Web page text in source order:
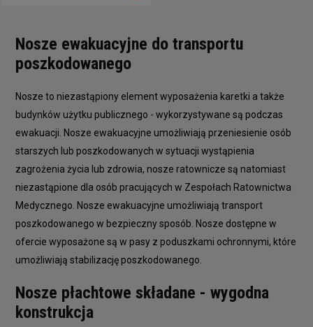
Nosze ewakuacyjne do transportu
poszkodowanego
Nosze to niezastąpiony element wyposażenia karetki a także
budynków użytku publicznego - wykorzystywane są podczas
ewakuacji. Nosze ewakuacyjne umożliwiają przeniesienie osób
starszych lub poszkodowanych w sytuacji wystąpienia
zagrożenia życia lub zdrowia, nosze ratownicze są natomiast
niezastąpione dla osób pracujących w Zespołach Ratownictwa
Medycznego. Nosze ewakuacyjne umożliwiają transport
poszkodowanego w bezpieczny sposób. Nosze dostępne w
ofercie wyposażone są w pasy z poduszkami ochronnymi, które
umożliwiają stabilizację poszkodowanego.
Nosze płachtowe składane - wygodna
konstrukcja